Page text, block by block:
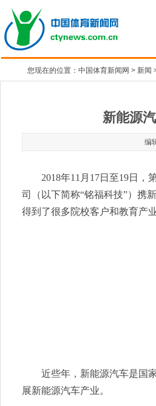
您现在的位置： 中国体育新闻网 > 新闻
新能源
编
2018年11月17日至19日
司（以下简称“铭福科技”）携
得到了很多院校客户和教育产
近些年，新能源汽车是国
展新能源汽车产业。